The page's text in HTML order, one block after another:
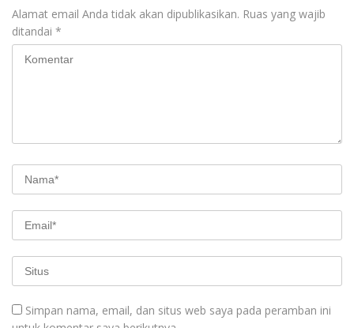
Alamat email Anda tidak akan dipublikasikan. Ruas yang wajib
ditandai *
Simpan nama, email, dan situs web saya pada peramban ini